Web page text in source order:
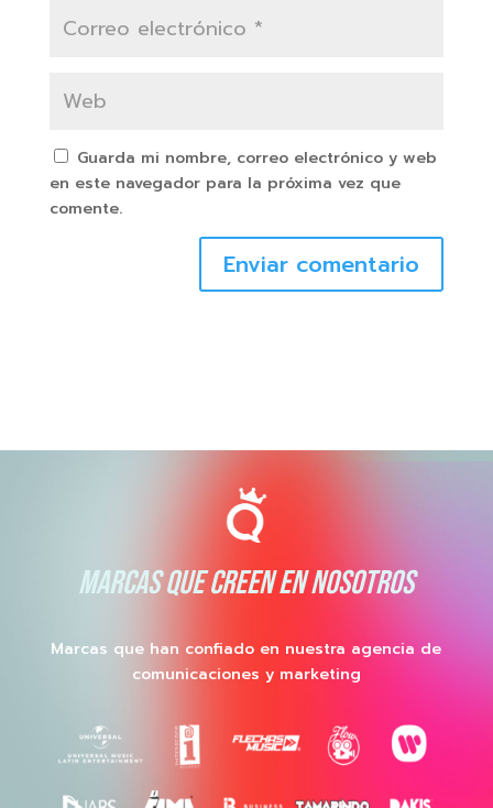
Guarda mi nombre, correo electrónico y web
en este navegador para la próxima vez que
comente.
Enviar comentario
MARCAS QUE CREEN EN NOSOTROS
Marcas que han confiado en nuestra agencia de
comunicaciones y marketing